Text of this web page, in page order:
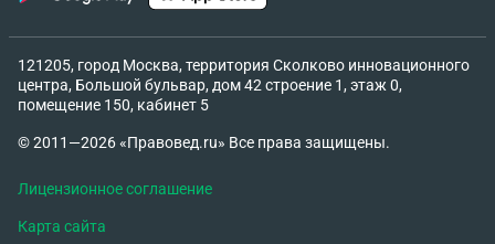
121205, город Москва, территория Сколково инновационного
центра, Большой бульвар, дом 42 строение 1, этаж 0,
помещение 150, кабинет 5
© 2011—2026 «Правовед.ru» Все права защищены.
Лицензионное соглашение
Карта сайта